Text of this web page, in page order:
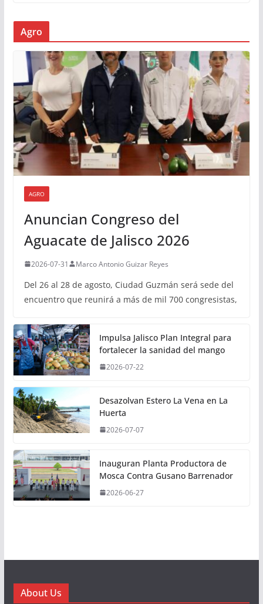
Agro
AGRO
Anuncian Congreso del
Aguacate de Jalisco 2026
2026-07-31 Marco Antonio Guizar Reyes
Del 26 al 28 de agosto, Ciudad Guzmán será sede del
encuentro que reunirá a más de mil 700 congresistas,
Impulsa Jalisco Plan Integral para
fortalecer la sanidad del mango
2026-07-22
Desazolvan Estero La Vena en La
Huerta
2026-07-07
Inauguran Planta Productora de
Mosca Contra Gusano Barrenador
2026-06-27
About Us